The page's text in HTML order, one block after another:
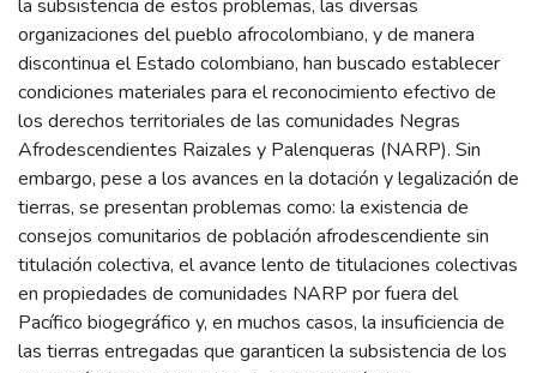
la subsistencia de estos problemas, las diversas
organizaciones del pueblo afrocolombiano, y de manera
discontinua el Estado colombiano, han buscado establecer
condiciones materiales para el reconocimiento efectivo de
los derechos territoriales de las comunidades Negras
Afrodescendientes Raizales y Palenqueras (NARP). Sin
embargo, pese a los avances en la dotación y legalización de
tierras, se presentan problemas como: la existencia de
consejos comunitarios de población afrodescendiente sin
titulación colectiva, el avance lento de titulaciones colectivas
en propiedades de comunidades NARP por fuera del
Pacífico biogegráfico y, en muchos casos, la insuficiencia de
las tierras entregadas que garanticen la subsistencia de los